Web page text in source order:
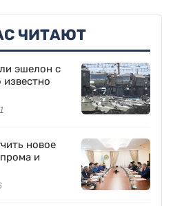
ЧИТАЮТ
эшелон с
известно
новое
и